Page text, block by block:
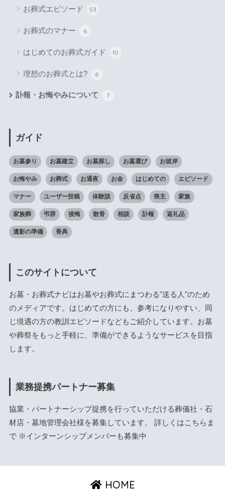
お葬式エピソード 53
お葬式のマナー 6
はじめてのお葬式ガイド 10
理想のお葬式とは? 6
訃報・お悔やみについて 7
ガイド
お墓参り お墓建立 お墓探し お墓選び お彼岸
お悔やみ お葬式 お通夜 お金 はじめての エピソード
マナー ユーザー投稿 体験談 反省点 喪主 家族
家族葬 弔辞 後悔 散骨 相談 訃報 返礼品
遺影の準備 香典
このサイトについて
お墓・お葬式ナビはお墓やお葬式にまつわる"送る人"のため
のメディアです。はじめての方にも、参考になりやすい、同
じ境遇の方の教訓エピソードなどもご紹介しています。お墓
や葬祭をもっと手軽に、準備ができるようなサービスを目指
します。
業務提携パートナー募集
協業・パートナーシップ提携を行っていただける葬儀社・石
材店・墓地管理会社様を募集しています。 詳しくはこちら ま
で ※インターンシップメンバーも募集中
HOME